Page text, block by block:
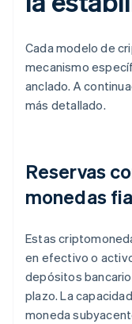
Cada modelo de
mecanismo
anclado. A
más detallado.
Reservas
monedas
Estas
en efectivo o
depósitos
plazo. La
moneda